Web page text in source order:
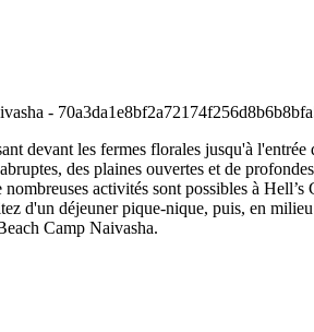
devant les fermes florales jusqu'à l'entrée
des plaines ouvertes et de
activités sont possibles à Hell’s
d'un déjeuner pique-nique, puis, en
Camp Naivasha.